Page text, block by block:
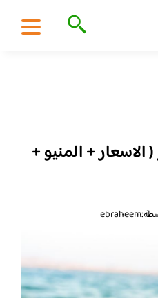
الاسعار + المنيو +
ebraheem